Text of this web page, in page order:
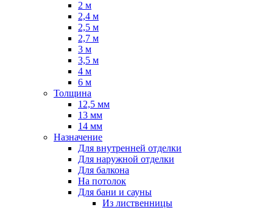
2 м
2,4 м
2,5 м
2,7 м
3 м
3,5 м
4 м
6 м
Толщина
12,5 мм
13 мм
14 мм
Назначение
Для внутренней отделки
Для наружной отделки
Для балкона
На потолок
Для бани и сауны
Из лиственницы